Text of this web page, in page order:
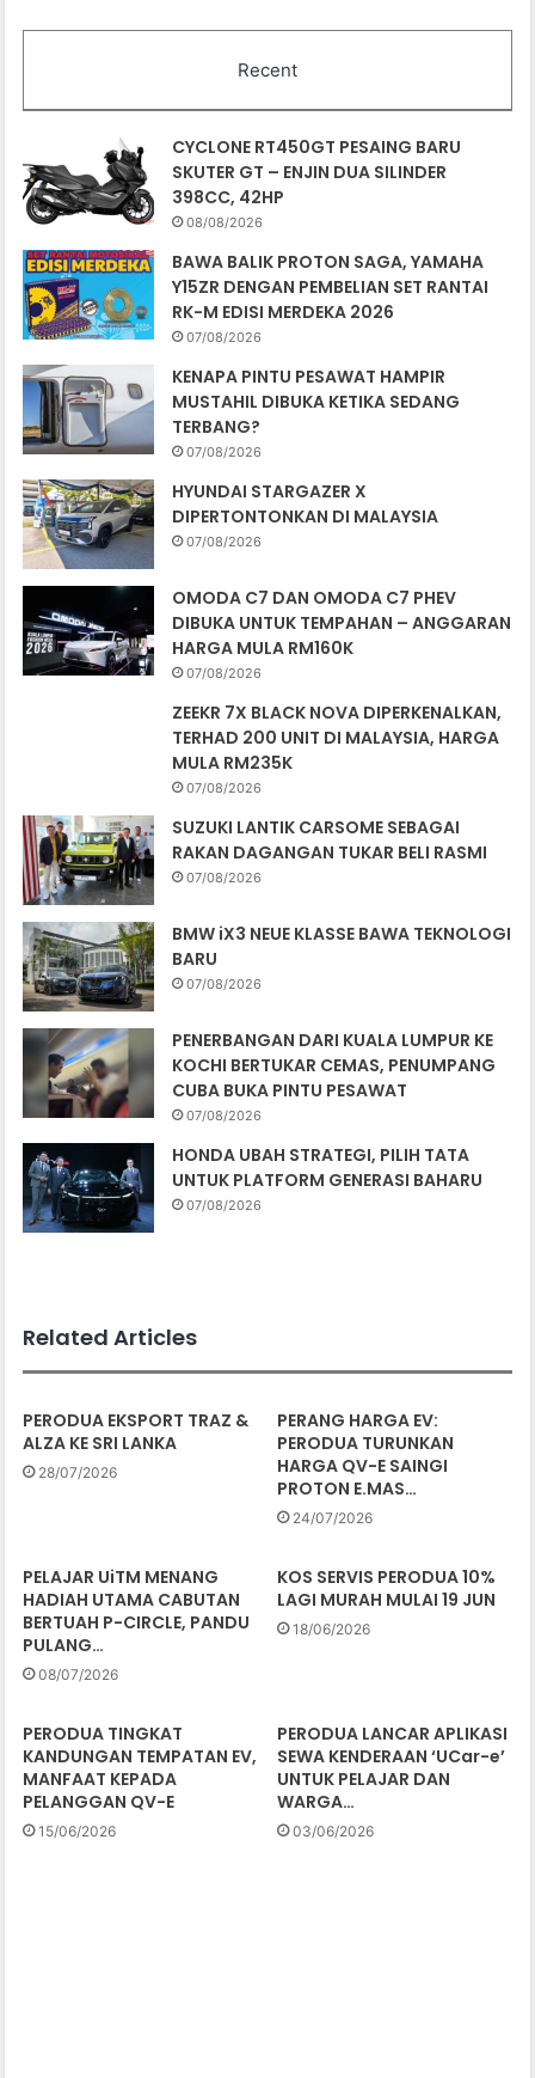
Recent
CYCLONE RT450GT PESAING BARU
SKUTER GT – ENJIN DUA SILINDER
398CC, 42HP
08/08/2026
BAWA BALIK PROTON SAGA, YAMAHA
Y15ZR DENGAN PEMBELIAN SET RANTAI
RK-M EDISI MERDEKA 2026
07/08/2026
KENAPA PINTU PESAWAT HAMPIR
MUSTAHIL DIBUKA KETIKA SEDANG
TERBANG?
07/08/2026
HYUNDAI STARGAZER X
DIPERTONTONKAN DI MALAYSIA
07/08/2026
OMODA C7 DAN OMODA C7 PHEV
DIBUKA UNTUK TEMPAHAN – ANGGARAN
HARGA MULA RM160K
07/08/2026
ZEEKR 7X BLACK NOVA DIPERKENALKAN,
TERHAD 200 UNIT DI MALAYSIA, HARGA
MULA RM235K
07/08/2026
SUZUKI LANTIK CARSOME SEBAGAI
RAKAN DAGANGAN TUKAR BELI RASMI
07/08/2026
BMW iX3 NEUE KLASSE BAWA TEKNOLOGI
BARU
07/08/2026
PENERBANGAN DARI KUALA LUMPUR KE
KOCHI BERTUKAR CEMAS, PENUMPANG
CUBA BUKA PINTU PESAWAT
07/08/2026
HONDA UBAH STRATEGI, PILIH TATA
UNTUK PLATFORM GENERASI BAHARU
07/08/2026
Related Articles
PERODUA EKSPORT TRAZ &
ALZA KE SRI LANKA
28/07/2026
PERANG HARGA EV:
PERODUA TURUNKAN
HARGA QV-E SAINGI
PROTON E.MAS…
24/07/2026
PELAJAR UiTM MENANG
HADIAH UTAMA CABUTAN
BERTUAH P-CIRCLE, PANDU
PULANG…
08/07/2026
KOS SERVIS PERODUA 10%
LAGI MURAH MULAI 19 JUN
18/06/2026
PERODUA TINGKAT
KANDUNGAN TEMPATAN EV,
MANFAAT KEPADA
PELANGGAN QV-E
15/06/2026
PERODUA LANCAR APLIKASI
SEWA KENDERAAN ‘UCar-e’
UNTUK PELAJAR DAN
WARGA…
03/06/2026